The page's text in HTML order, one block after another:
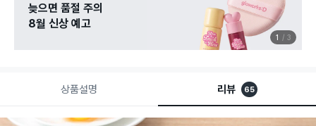
늦으면 품절 주의
8월 신상 예고
1 3
상품설명 리뷰 65